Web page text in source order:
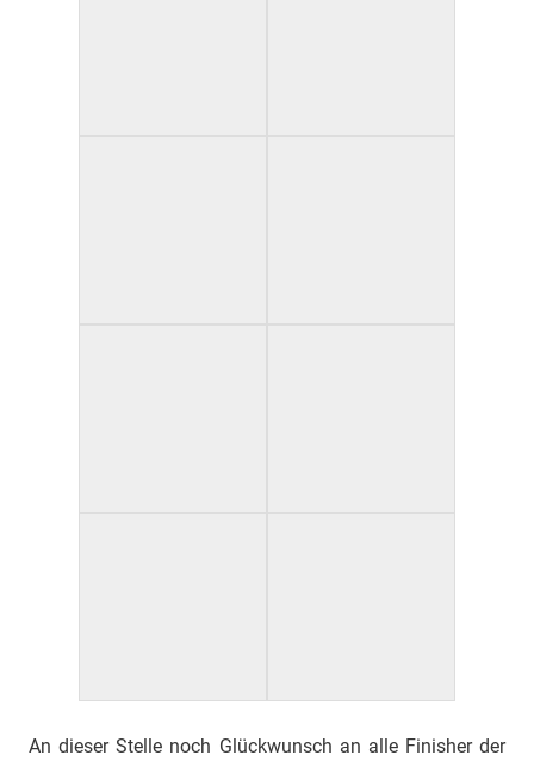
An dieser Stelle noch Glückwunsch an alle Finisher der